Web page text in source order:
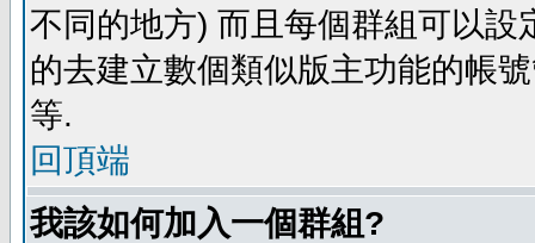
不同的地方) 而且每個群組可以
的去建立數個類似版主功能的帳
等.
回頂端
我該如何加入一個群組?